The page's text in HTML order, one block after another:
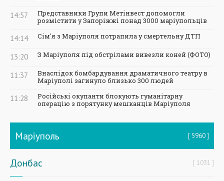
14:57
Представники Групи Метінвест допомогли
розмістити у Запоріжжі понад 3000 маріупольців
14:14 Сім'я з Маріуполя потрапила у смертельну ДТП
13:20 З Маріуполя під обстрілами вивезли коней (ФОТО)
11:37
Внаслідок бомбардування драматичного театру в
Маріуполі загинуло близько 300 людей
11:28
Російські окупанти блокують гуманітарну
операцію з порятунку мешканців Маріуполя
Маріуполь 5960
Донбас 1031